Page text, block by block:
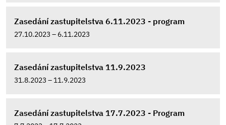
Zasedání zastupitelstva 6.11.2023 - program
27.10.2023 – 6.11.2023
Zasedání zastupitelstva 11.9.2023
31.8.2023 – 11.9.2023
Zasedání zastupitelstva 17.7.2023 - Program